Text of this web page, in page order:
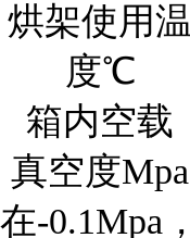
烘架使用温
度℃
箱内空载
真空度Mpa
在-0.1Mpa，